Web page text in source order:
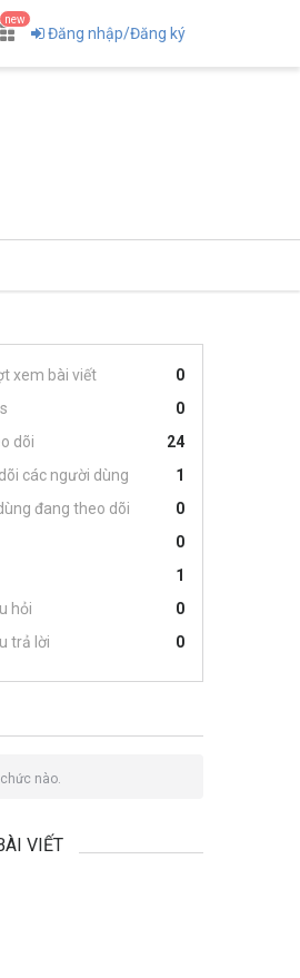
new
Đăng nhập/Đăng ký
xem bài viết
0
0
dõi
24
các người dùng
1
đang theo dõi
0
0
1
hỏi
0
trả lời
0
nào.
VIẾT